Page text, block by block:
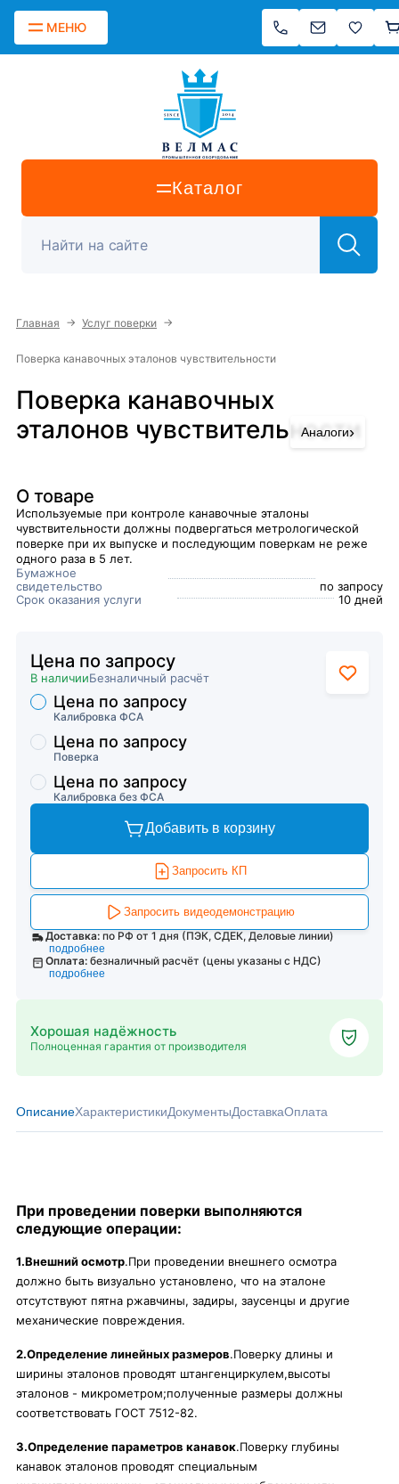
МЕНЮ
Каталог
Главная → Услуг поверки →
Поверка канавочных эталонов чувствительности
Поверка канавочных
эталонов чувствительности
Аналоги›
О товаре
Используемые при контроле канавочные эталоны
чувствительности должны подвергаться метрологической
поверке при их выпуске и последующим поверкам не реже
одного раза в 5 лет.
Бумажное
свидетельство
по запросу
Срок оказания услуги
10 дней
Цена по запросу
В наличииБезналичный расчёт
Торговые предложения
Калибровка ФСА
Цена по запросу
Поверка
Цена по запросу
Калибровка без ФСА
Цена по запросу
Добавить в корзину
Запросить КП
Запросить видеодемонстрацию
Доставка: по РФ от 1 дня (ПЭК, СДЕК, Деловые линии)
подробнее
Оплата: безналичный расчёт (цены указаны с НДС)
подробнее
Хорошая надёжность
Полноценная гарантия от производителя
ОписаниеХарактеристикиДокументыДоставкаОплата
При проведении поверки выполняются
следующие операции:
1.Внешний осмотр.При проведении внешнего осмотра
должно быть визуально установлено, что на эталоне
отсутствуют пятна ржавчины, задиры, заусенцы и другие
механические повреждения.
2.Определение линейных размеров.Поверку длины и
ширины эталонов проводят штангенциркулем,высоты
эталонов - микрометром;полученные размеры должны
соответствовать ГОСТ 7512-82.
3.Определение параметров канавок.Поверку глубины
канавок эталонов проводят специальным